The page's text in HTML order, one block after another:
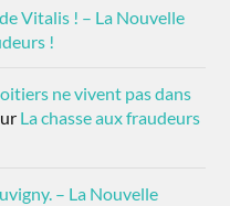
Vitalis ! – La Nouvelle
!
ne vivent pas dans
La chasse aux fraudeurs
– La Nouvelle